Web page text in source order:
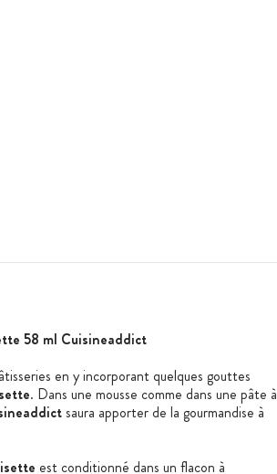
58 ml Cuisineaddict
en y incorporant quelques gouttes
. Dans une mousse comme dans une pâte à
saura apporter de la gourmandise à
est conditionné dans un flacon à